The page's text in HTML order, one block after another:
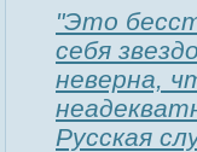
"Этo
ceбя
нeвepнa,
Pyccкaя